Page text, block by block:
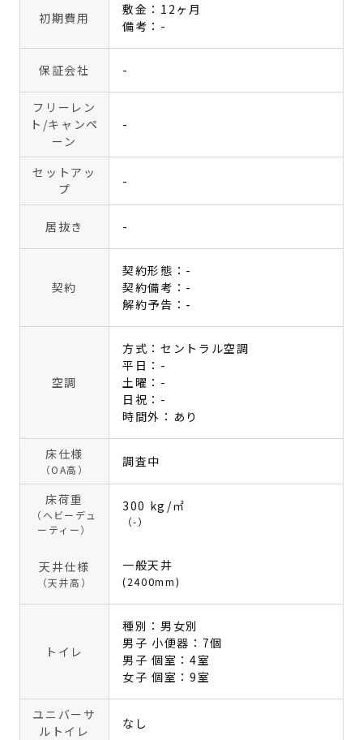
初期費用
敷金：12ヶ月
備考：-
保証会社 -
フリーレン
ト /キャンペ
ーン
-
セットアッ
プ
-
居抜き -
契約
契約形態：-
契約備考：-
解約予告：-
空調
方式：セントラル空調
平日：-
土曜：-
日祝：-
時間外：あり
床仕様
（OA高）
調査中
床荷重
（ヘビーデュ
ーティー）
300 kg/㎡
（-）
天井仕様
（天井高）
一般天井
(2400mm)
トイレ
種別：男女別
男子 小便器：7個
男子 個室：4室
女子 個室：9室
ユニバーサ
ルトイレ
なし